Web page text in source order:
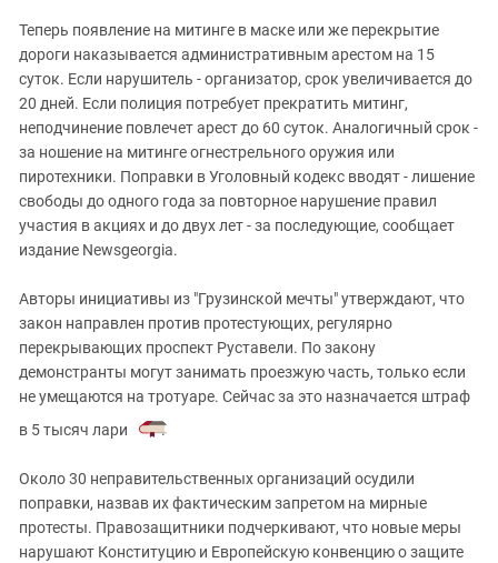
Теперь появление на митинге в маске или же перекрытие
дороги наказывается административным арестом на 15
суток. Если нарушитель - организатор, срок увеличивается до
20 дней. Если полиция потребует прекратить митинг,
неподчинение повлечет арест до 60 суток. Аналогичный срок -
за ношение на митинге огнестрельного оружия или
пиротехники. Поправки в Уголовный кодекс вводят - лишение
свободы до одного года за повторное нарушение правил
участия в акциях и до двух лет - за последующие, сообщает
издание Newsgeorgia.
Авторы инициативы из "Грузинской мечты" утверждают, что
закон направлен против протестующих, регулярно
перекрывающих проспект Руставели. По закону
демонстранты могут занимать проезжую часть, только если
не умещаются на тротуаре. Сейчас за это назначается штраф
в 5 тысяч лари
.
Около 30 неправительственных организаций осудили
поправки, назвав их фактическим запретом на мирные
протесты. Правозащитники подчеркивают, что новые меры
нарушают Конституцию и Европейскую конвенцию о защите